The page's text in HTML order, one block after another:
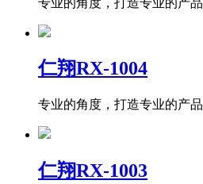
仁翔RX-1004
专业的角度，打造专业的产品
仁翔RX-1003